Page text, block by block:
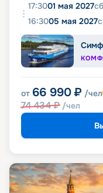
17:3001 мая 2027сб
16:3005 мая 2027
от 66 990 ₽ /чел
74 434₽ /чел